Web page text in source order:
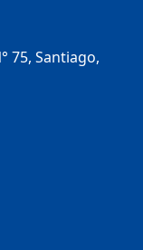
75, Santiago,